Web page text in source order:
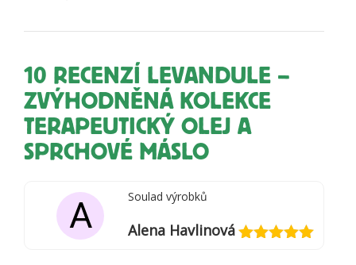
10 RECENZÍ
LEVANDULE –
ZVÝHODNĚNÁ KOLEKCE
TERAPEUTICKÝ OLEJ A
SPRCHOVÉ MÁSLO
A Soulad výrobků
Alena Havlinová